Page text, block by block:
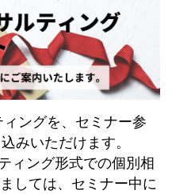
ングを、セミナー参
みいただけます。
ィング形式での個別相
しては、セミナー中に